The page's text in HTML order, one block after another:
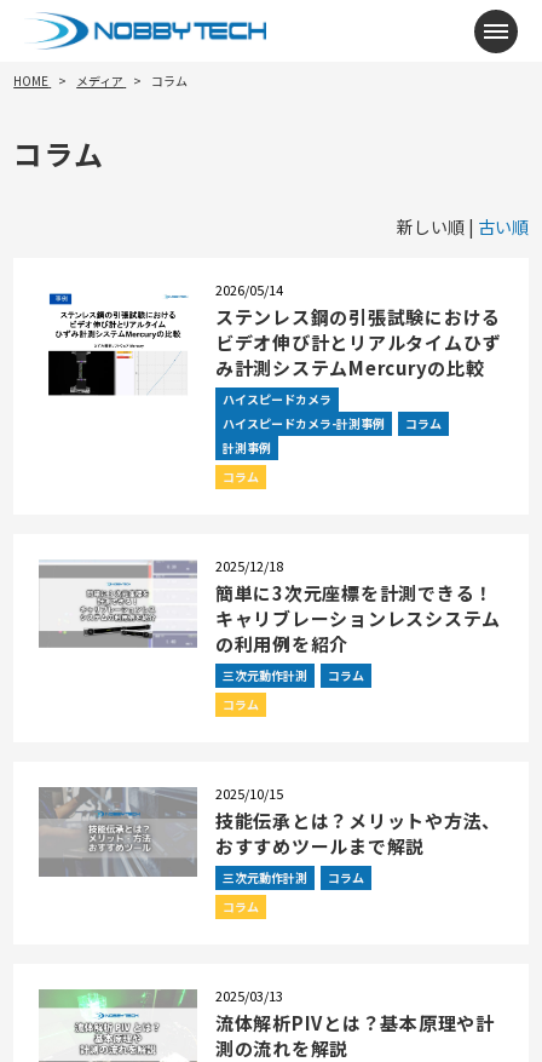
メニ
HOME メディア コラム
コラム
新しい順 | 古い順
2026/05/14
ステンレス鋼の引張試験における
ビデオ伸び計とリアルタイムひず
み計測システムMercuryの比較
ハイスピードカメラ
ハイスピードカメラ-計測事例
コラム
計測事例
コラム
2025/12/18
簡単に3次元座標を計測できる！
キャリブレーションレスシステム
の利用例を紹介
三次元動作計測
コラム
コラム
2025/10/15
技能伝承とは？メリットや方法、
おすすめツールまで解説
三次元動作計測
コラム
コラム
2025/03/13
流体解析PIVとは？基本原理や計
測の流れを解説